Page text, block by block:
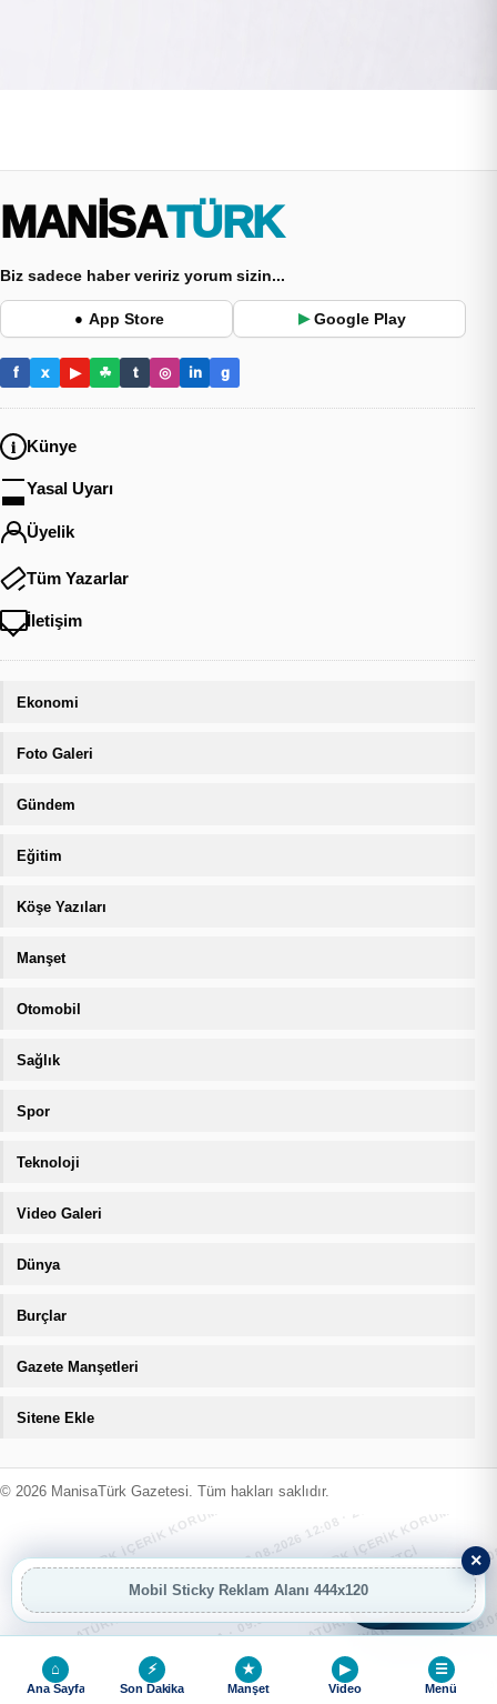
MANİSA TÜRK
Biz sadece haber veririz yorum sizin...
● App Store ▶ Google Play
f x ▶ ☘ t ◎ in g
Künye
Yasal Uyarı
Üyelik
Tüm Yazarlar
İletişim
Ekonomi
Foto Galeri
Gündem
Eğitim
Köşe Yazıları
Manşet
Otomobil
Sağlık
Spor
Teknoloji
Video Galeri
Dünya
Burçlar
Gazete Manşetleri
Sitene Ekle
© 2026 ManisaTürk Gazetesi. Tüm hakları saklıdır.
×
Mobil Sticky Reklam Alanı 444x120
⌂
Ana Sayfa
⚡
Son Dakika
★
Manşet
▶
Video
☰
Menü
MANİSATÜRK İÇERİK KORUMA · 09.08.2026 12:08 · ZIYARETÇI
MANİSATÜRK İÇERİK KORUMA
MANİSATÜRK İÇERİK KORUMA · 09.08.2026 12:08 · ZIYARETÇI
MANİSATÜRK İÇERİK KORUMA
MANİSATÜRK İÇERİK KORUMA · 09.08.2026 12:08 · ZIYARETÇI
MANİSATÜRK İÇERİK KORUMA